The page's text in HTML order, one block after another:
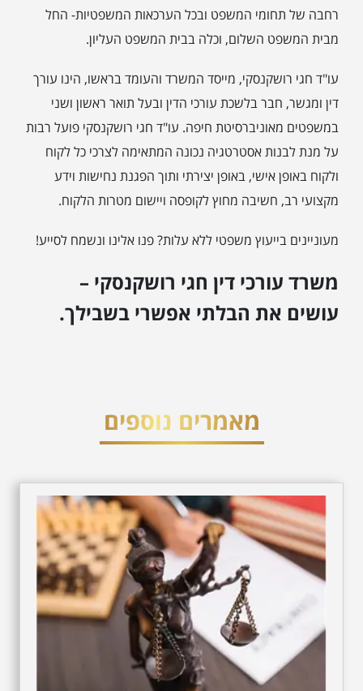
רחבה של תחומי המשפט ובכל הערכאות המשפטיות- החל
מבית המשפט השלום, וכלה בבית המשפט העליון.
עו"ד חגי רושקנסקי, מייסד המשרד והעומד בראשו, הינו עורך
דין ומגשר, חבר בלשכת עורכי הדין ובעל תואר ראשון ושני
במשפטים מאוניברסיטת חיפה. עו"ד חגי רושקנסקי פועל רבות
על מנת לבנות אסטרטגיה נכונה המתאימה לצרכי כל לקוח
ולקוח באופן אישי, באופן יצירתי ותוך הפגנת נחישות וידע
מקצועי רב, חשיבה מחוץ לקופסה ויישום מטרות הלקוח.
מעוניינים בייעוץ משפטי ללא עלות? פנו אלינו ונשמח לסייע!
משרד עורכי דין חגי רושקנסקי –
עושים את הבלתי אפשרי בשבילך.
מאמרים נוספים